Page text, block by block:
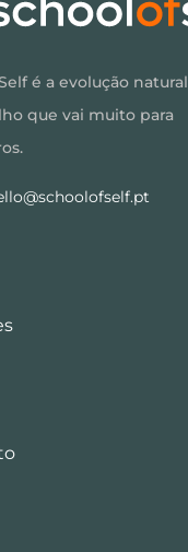
é a evolução natural
que vai muito para